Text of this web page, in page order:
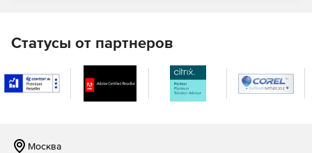
Статусы от партнеров
Москва